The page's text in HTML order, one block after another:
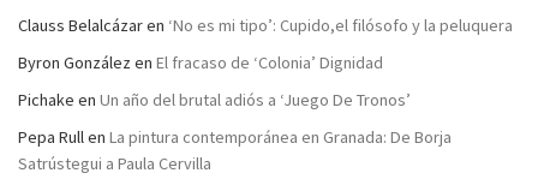
Clauss Belalcázaren ‘No es mi tipo’: Cupido,el filósofo y la peluquera
Byron González en El fracaso de ‘Colonia’ Dignidad
Pichake en Un año del brutal adiós a ‘Juego De Tronos’
Pepa Rull en La pintura contemporánea en Granada: De Borja
Satrústegui a Paula Cervilla